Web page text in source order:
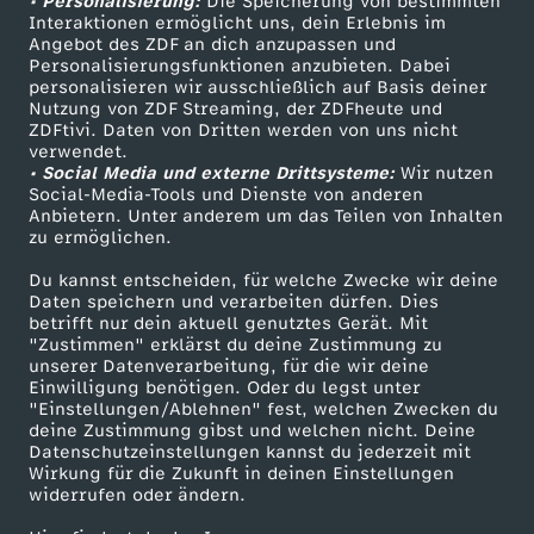
Interaktionen ermöglicht uns, dein Erlebnis im
Angebot des ZDF an dich anzupassen und
Personalisierungsfunktionen anzubieten. Dabei
personalisieren wir ausschließlich auf Basis deiner
Nutzung von ZDF Streaming, der ZDFheute und
ZDFtivi. Daten von Dritten werden von uns nicht
verwendet.
• Social Media und externe Drittsysteme:Wir nutzen
Social-Media-Tools und Dienste von anderen
Anbietern. Unter anderem um das Teilen von Inhalten
zu ermöglichen.
Du kannst entscheiden, für welche Zwecke wir deine
Daten speichern und verarbeiten dürfen. Dies
betrifft nur dein aktuell genutztes Gerät. Mit
"Zustimmen" erklärst du deine Zustimmung zu
unserer Datenverarbeitung, für die wir deine
Einwilligung benötigen. Oder du legst unter
"Einstellungen/Ablehnen" fest, welchen Zwecken du
deine Zustimmung gibst und welchen nicht. Deine
Datenschutzeinstellungen kannst du jederzeit mit
Wirkung für die Zukunft in deinen Einstellungen
widerrufen oder ändern.
p
i
n
I
s
r
a
e
l
Sendungen A-Z
TV-Programm
Hilfe
ZDF Unternehmen
Karriere
ZDF goes Schule
Werbefernsehen
Mainzelmännchen